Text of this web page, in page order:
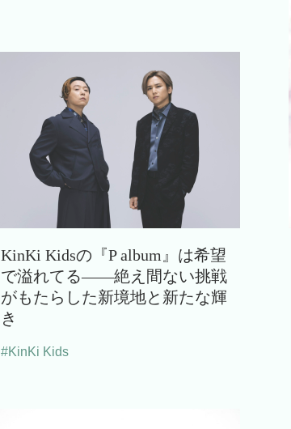
KinKi Kidsの『P album』は希望
で溢れてる――絶え間ない挑戦
がもたらした新境地と新たな輝
き
#KinKi Kids